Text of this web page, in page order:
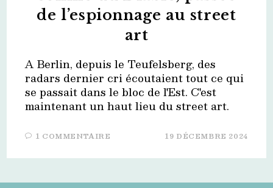
de l’espionnage au street
art
A Berlin, depuis le Teufelsberg, des
radars dernier cri écoutaient tout ce qui
se passait dans le bloc de l'Est. C'est
maintenant un haut lieu du street art.
1 COMMENTAIRE 19 DÉCEMBRE 2024